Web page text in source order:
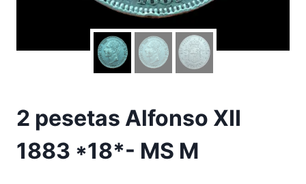
2 pesetas Alfonso XII
1883 *18*- MS M